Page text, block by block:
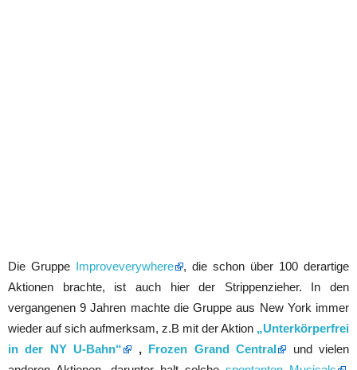
Die Gruppe Improveverywhere
, die schon über 100 derartige
Aktionen brachte, ist auch hier der Strippenzieher. In den
vergangenen 9 Jahren machte die Gruppe aus New York immer
wieder auf sich aufmerksam, z.B mit der Aktion „Unterkörperfrei
in der NY U-Bahn“
, Frozen Grand Central
und vielen